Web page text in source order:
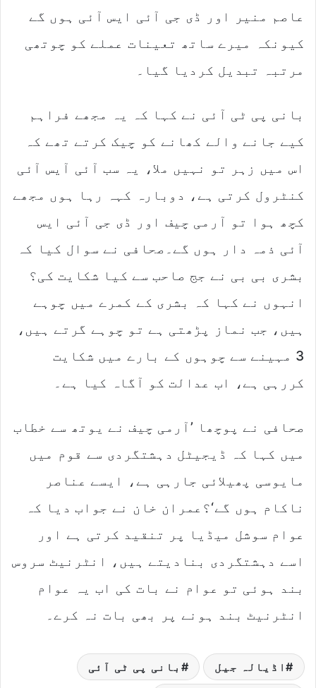
عاصم منیر اور ڈی جی آئی ایس آئی ہوں گے
کیونکہ میرے ساتھ تعینات عملے کو چوتھی
مرتبہ تبدیل کردیا گیا۔
بانی پی ٹی آئی نے کہا کہ یہ مجھے فراہم
کیے جانے والے کھانے کو چیک کرتے تھے کہ
اس میں زہر تو نہیں ملا، یہ سب آئی آیس آئی
کنٹرول کرتی ہے، دوبارہ کہہ رہا ہوں مجھے
کچھ ہوا تو آرمی چیف اور ڈی جی آئی ایس
آئی ذمہ دار ہوں گے۔صحافی نے سوال کیا کہ
بشری بی بی نے جج صاحب سے کیا شکایت کی؟
انہوں نے کہا کہ بشری کے کمرے میں چوہے
ہیں، جب نماز پڑھتی ہے تو چوہے گرتے ہیں،
3 مہینے سے چوہوں کے بارے میں شکایت
کررہی ہے، اب عدالت کو آگاہ کیا ہے۔
صحافی نے پوچھا ’آرمی چیف نے یوتھ سے خطاب
میں کہا کہ ڈیجیٹل دہشتگردی سے قوم میں
مایوسی پھیلائی جارہی ہے، ایسے عناصر
ناکام ہوں گے‘؟عمران خان نے جواب دیا کہ
عوام سوشل میڈیا پر تنقید کرتی ہے اور
اسے دہشتگردی بنادیتے ہیں، انٹرنیٹ سروس
بند ہوئی تو عوام نے بات کی اب یہ عوام
انٹرنیٹ بند ہونے پر بھی بات نہ کرے۔
اڈیالہ جیل بانی پی ٹی آئی